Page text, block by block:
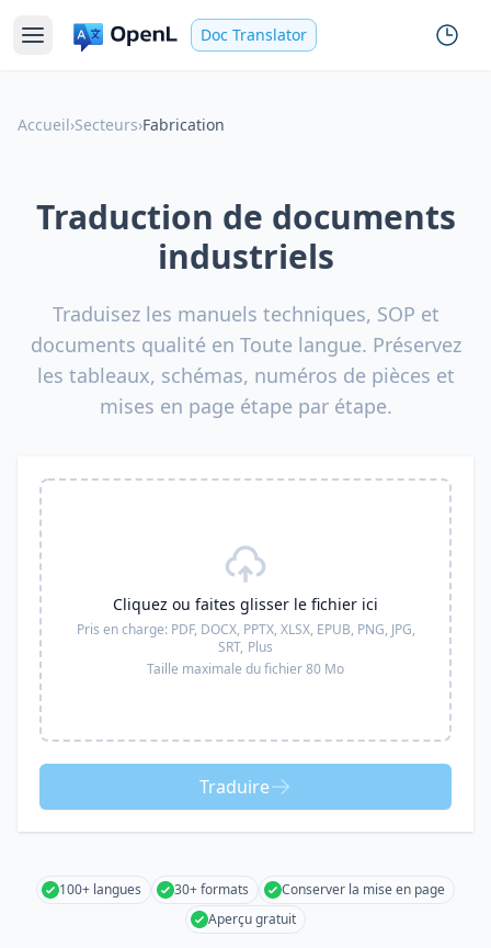
Doc Translator
Accueil›Secteurs›Fabrication
Traduction de documents
industriels
Traduisez les manuels techniques, SOP et
documents qualité en Toute langue. Préservez
les tableaux, schémas, numéros de pièces et
mises en page étape par étape.
Cliquez ou faites glisser le fichier ici
Pris en charge: PDF, DOCX, PPTX, XLSX, EPUB, PNG, JPG,
SRT, Plus
Taille maximale du fichier 80 Mo
Traduire
100+ langues 30+ formats
Conserver la mise en page
Aperçu gratuit